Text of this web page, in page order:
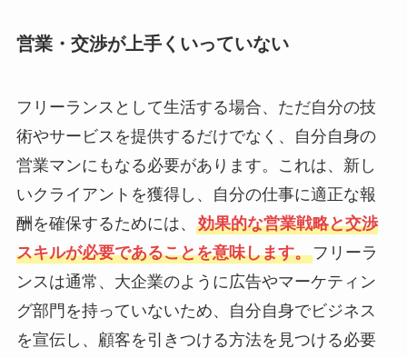
営業・交渉が上手くいっていない
フリーランスとして生活する場合、ただ自分の技
術やサービスを提供するだけでなく、自分自身の
営業マンにもなる必要があります。これは、新し
いクライアントを獲得し、自分の仕事に適正な報
酬を確保するためには、 効果的な営業戦略と交渉
スキルが必要であることを意味します。フリーラ
ンスは通常、大企業のように広告やマーケティン
グ部門を持っていないため、自分自身でビジネス
を宣伝し、顧客を引きつける方法を見つける必要